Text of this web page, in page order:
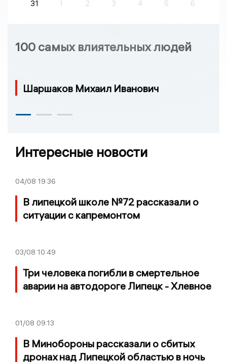
31 1 2 3 4 5 6
100 самых влиятельных людей
Шаршаков Михаил Иванович
Интересные новости
04/08 19:36
В липецкой школе №72 рассказали о
ситуации с капремонтом
03/08 10:49
Три человека погибли в смертельное
аварии на автодороге Липецк - Хлевное
01/08 09:13
В Минобороны рассказали о сбитых
дронах над Липецкой областью в ночь